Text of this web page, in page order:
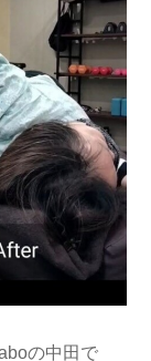
の中田で